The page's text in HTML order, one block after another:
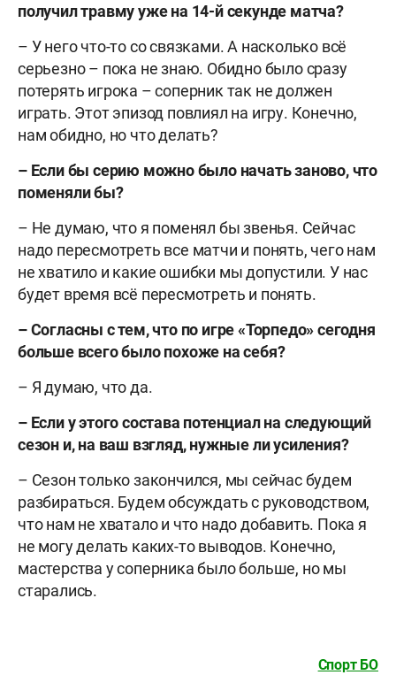
получил травму уже на 14-й секунде матча?
– У него что-то со связками. А насколько всё
серьезно – пока не знаю. Обидно было сразу
потерять игрока – соперник так не должен
играть. Этот эпизод повлиял на игру. Конечно,
нам обидно, но что делать?
– Если бы серию можно было начать заново, что
поменяли бы?
– Не думаю, что я поменял бы звенья. Сейчас
надо пересмотреть все матчи и понять, чего нам
не хватило и какие ошибки мы допустили. У нас
будет время всё пересмотреть и понять.
– Согласны с тем, что по игре «Торпедо» сегодня
больше всего было похоже на себя?
– Я думаю, что да.
– Если у этого состава потенциал на следующий
сезон и, на ваш взгляд, нужные ли усиления?
– Сезон только закончился, мы сейчас будем
разбираться. Будем обсуждать с руководством,
что нам не хватало и что надо добавить. Пока я
не могу делать каких-то выводов. Конечно,
мастерства у соперника было больше, но мы
старались.
Спорт БО